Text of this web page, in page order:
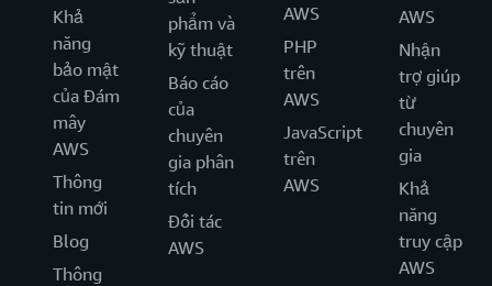
Khả
năng
bảo mật
của Đám
mây
AWS
Thông
tin mới
Blog
Thông
phẩm và
kỹ thuật
Báo cáo
của
chuyên
gia phân
tích
Đối tác
AWS
AWS
PHP
trên
AWS
JavaScript
trên
AWS
AWS
Nhận
trợ giúp
từ
chuyên
gia
Khả
năng
truy cập
AWS